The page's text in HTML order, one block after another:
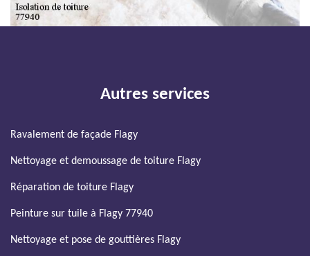
Autres services
Ravalement de façade Flagy
Nettoyage et demoussage de toiture Flagy
Réparation de toiture Flagy
Peinture sur tuile à Flagy 77940
Nettoyage et pose de gouttières Flagy